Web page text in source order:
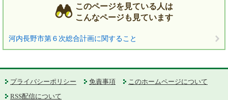
このページを見ている人は
こんなページも見ています
河内長野市第６次総合計画に関すること
プライバシーポリシー 免責事項
このホームページについて
RSS配信について